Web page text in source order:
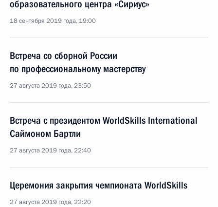
образовательного центра «Сириус»
18 сентября 2019 года, 19:00
Встреча со сборной России
по профессиональному мастерству
27 августа 2019 года, 23:50
Встреча с президентом WorldSkills International
Саймоном Бартли
27 августа 2019 года, 22:40
Церемония закрытия чемпионата WorldSkills
27 августа 2019 года, 22:20